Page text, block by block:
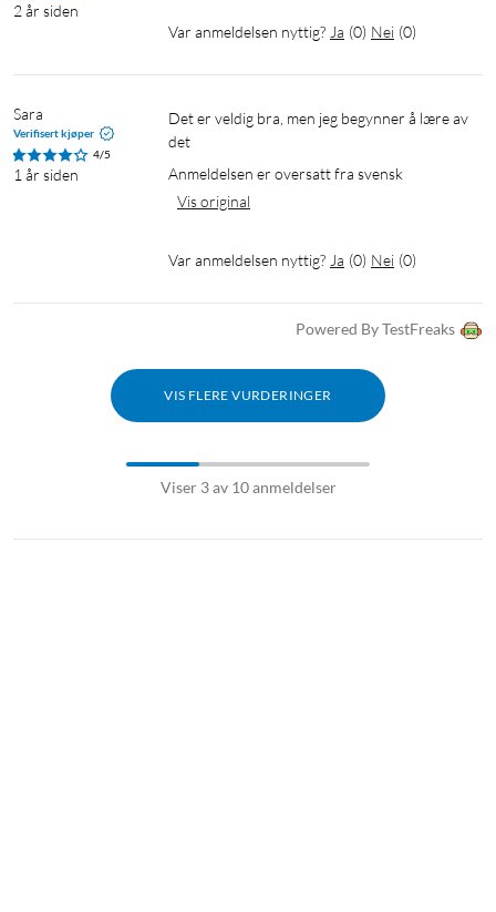
2 år siden
Var anmeldelsen nyttig? Ja (0) Nei (0)
Sara
Verifisert kjøper
4/5
1 år siden
Det er veldig bra, men jeg begynner å lære av
det
Anmeldelsen er oversatt fra svensk
Vis original
Var anmeldelsen nyttig? Ja (0) Nei (0)
Powered By TestFreaks
VIS FLERE VURDERINGER
Viser 3 av 10 anmeldelser